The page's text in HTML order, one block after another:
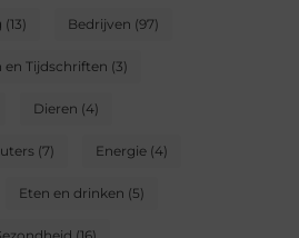
(13) Bedrijven (97)
en Tijdschriften (3)
Dieren (4)
(7) Energie(4)
Eten en drinken (5)